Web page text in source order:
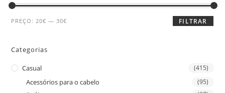
FILTRAR
PREÇO:20€ —30€
Categorias
Casual (415)
Acessórios para o cabelo (95)